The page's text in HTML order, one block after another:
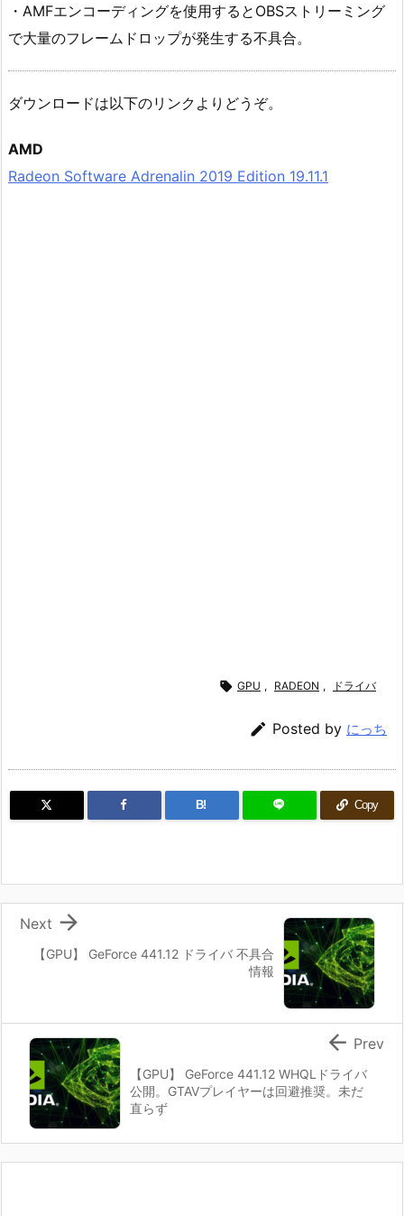
・AMFエンコーディングを使用するとOBSストリーミング
で大量のフレームドロップが発生する不具合。
ダウンロードは以下のリンクよりどうぞ。
AMD
Radeon Software Adrenalin 2019 Edition 19.11.1
 GPU , RADEON , ドライバ
 Posted by にっち
B! Copy
【GPU】 GeForce 441.12 ドライバ 不具合
情報

Next
【GPU】 GeForce 441.12 WHQLドライバ
公開。GTAVプレイヤーは回避推奨。未だ
直らず
 Prev